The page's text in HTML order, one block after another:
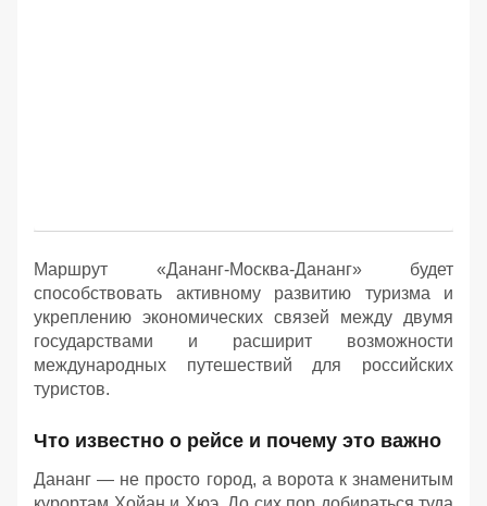
Маршрут «Дананг-Москва-Дананг» будет
способствовать активному развитию туризма и
укреплению экономических связей между двумя
государствами и расширит возможности
международных путешествий для российских
туристов.
Что известно о рейсе и почему это важно
Дананг — не просто город, а ворота к знаменитым